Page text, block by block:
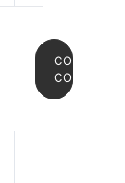
CONTINUAR